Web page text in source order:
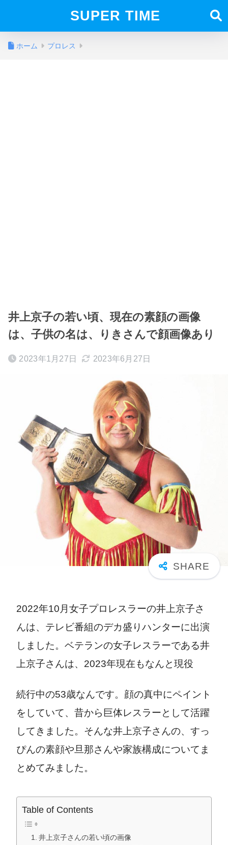
SUPER TIME
ホーム プロレス
井上京子の若い頃、現在の素顔の画像
は、子供の名は、りきさんで顔画像あり
2023年1月27日 2023年6月27日
2022年10月女子プロレスラーの井上京子さ
んは、テレビ番組のデカ盛りハンターに出演
しました。ベテランの女子レスラーである井
上京子さんは、2023年現在もなんと現役
続行中の53歳なんです。顔の真中にペイント
をしていて、昔から巨体レスラーとして活躍
してきました。そんな井上京子さんの、すっ
ぴんの素顔や旦那さんや家族構成についてま
とめてみました。
Table of Contents
井上京子さんの若い頃の画像